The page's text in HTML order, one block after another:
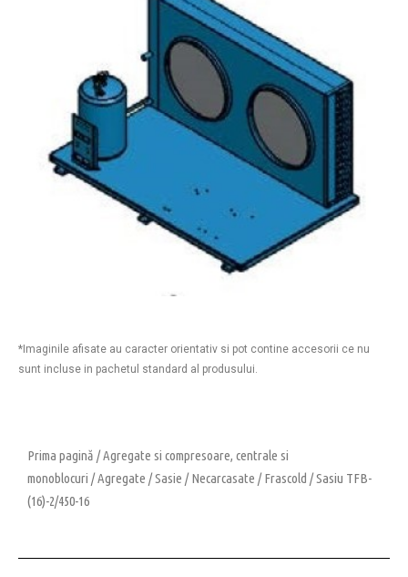
*Imaginile afisate au caracter orientativ si pot contine accesorii ce nu
sunt incluse in pachetul standard al produsului.
Prima pagină /Agregate si compresoare, centrale si
monoblocuri /Agregate /Sasie /Necarcasate /Frascold / Sasiu TFB-
(16)-2/450-16